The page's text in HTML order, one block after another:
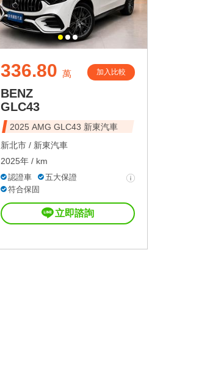
336.80 萬 加入比較
BENZ
GLC43
2025 AMG GLC43 新東汽車
新北市 / 新東汽車
2025年 / km
認證車
五大保證
符合保固
立即諮詢